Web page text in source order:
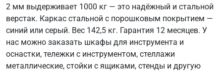
2 мм выдерживает 1000 кг — это надёжный и стальной
верстак. Каркас стальной с порошковым покрытием —
синий или серый. Вес 142,5 кг. Гарантия 12 месяцев. У
нас можно заказать шкафы для инструмента и
оснастки, тележки с инструментом, стеллажи
металлические, стойки с ящиками, стенды и другую